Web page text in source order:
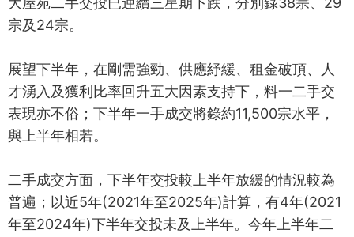
宗及24宗。
展望下半年，在剛需強勁、供應紓緩、租金破頂、人
才湧入及獲利比率回升五大因素支持下，料一二手交
表現亦不俗；下半年一手成交將錄約11,500宗水平，
與上半年相若。
二手成交方面，下半年交投較上半年放緩的情況較為
普遍；以近5年(2021年至2025年)計算，有4年(2021
年至2024年)下半年交投未及上半年。今年上半年二